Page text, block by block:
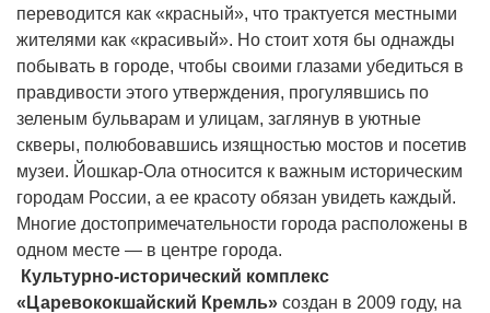
переводится как «красный», что трактуется местными
жителями как «красивый». Но стоит хотя бы однажды
побывать в городе, чтобы своими глазами убедиться в
правдивости этого утверждения, прогулявшись по
зеленым бульварам и улицам, заглянув в уютные
скверы, полюбовавшись изящностью мостов и посетив
музеи. Йошкар-Ола относится к важным историческим
городам России, а ее красоту обязан увидеть каждый.
Многие достопримечательности города расположены в
одном месте — в центре города.
Культурно-исторический комплекс
«Царевококшайский Кремль» создан в 2009 году, на